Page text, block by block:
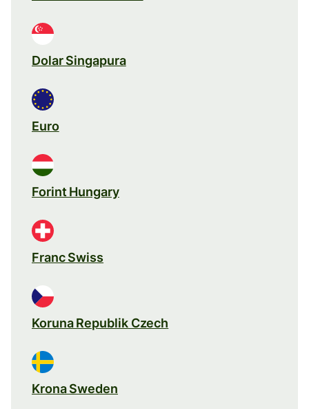
Dolar Singapura
Euro
Forint Hungary
Franc Swiss
Koruna Republik Czech
Krona Sweden